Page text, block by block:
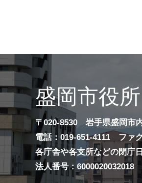
盛岡市役所
〒020-8530 岩手県盛岡市
電話：019-651-4111 ファ
各庁舎や各支所などの閉庁
法人番号：6000020032018